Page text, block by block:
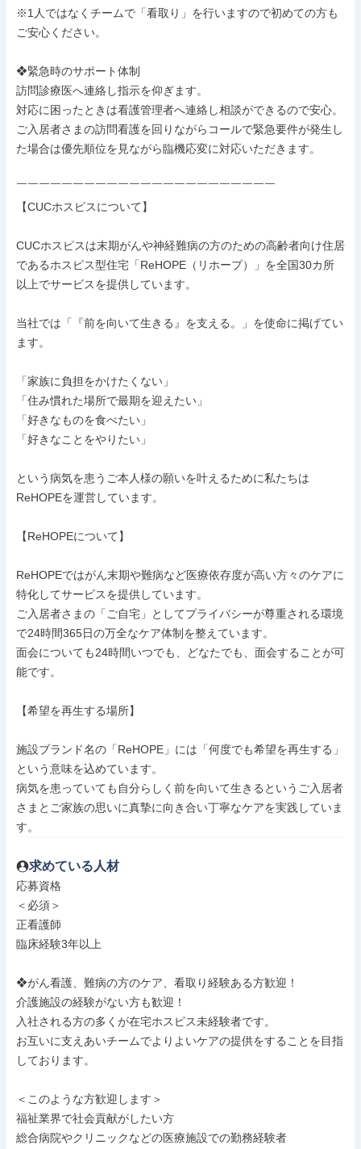
※1人ではなくチームで「看取り」を行いますので初めての方も
ご安心ください。
❖緊急時のサポート体制
訪問診療医へ連絡し指示を仰ぎます。
対応に困ったときは看護管理者へ連絡し相談ができるので安心。
ご入居者さまの訪問看護を回りながらコールで緊急要件が発生し
た場合は優先順位を見ながら臨機応変に対応いただきます。
￣￣￣￣￣￣￣￣￣￣￣￣￣￣￣￣￣￣￣￣￣￣￣
【CUCホスピスについて】
CUCホスピスは末期がんや神経難病の方のための高齢者向け住居
であるホスピス型住宅「ReHOPE（リホープ）」を全国30カ所
以上でサービスを提供しています。
当社では「『前を向いて生きる』を支える。」を使命に掲げてい
ます。
「家族に負担をかけたくない」
「住み慣れた場所で最期を迎えたい」
「好きなものを食べたい」
「好きなことをやりたい」
という病気を患うご本人様の願いを叶えるために私たちは
ReHOPEを運営しています。
【ReHOPEについて】
ReHOPEではがん末期や難病など医療依存度が高い方々のケアに
特化してサービスを提供しています。
ご入居者さまの「ご自宅」としてプライバシーが尊重される環境
で24時間365日の万全なケア体制を整えています。
面会についても24時間いつでも、どなたでも、面会することが可
能です。
【希望を再生する場所】
施設ブランド名の「ReHOPE」には「何度でも希望を再生する」
という意味を込めています。
病気を患っていても自分らしく前を向いて生きるというご入居者
さまとご家族の思いに真摯に向き合い丁寧なケアを実践していま
す。
求めている人材
応募資格
＜必須＞
正看護師
臨床経験3年以上
❖がん看護、難病の方のケア、看取り経験ある方歓迎！
介護施設の経験がない方も歓迎！
入社される方の多くが在宅ホスピス未経験者です。
お互いに支えあいチームでよりよいケアの提供をすることを目指
しております。
＜このような方歓迎します＞
福祉業界で社会貢献がしたい方
総合病院やクリニックなどの医療施設での勤務経験者